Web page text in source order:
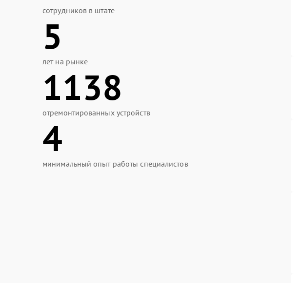
сотрудников в штате
5
лет на рынке
1138
отремонтированных устройств
4
минимальный опыт работы специалистов